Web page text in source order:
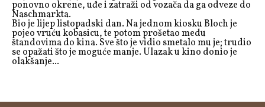
ponovno okrene, uđe i zatraži od vozača da ga odveze do
Naschmarkta.
Bio je lijep listopadski dan. Na jednom kiosku Bloch je
pojeo vruću kobasicu, te potom prošetao medu
štandovima do kina. Sve što je vidio smetalo mu je; trudio
se opažati što je moguće manje. Ulazak u kino donio je
olakšanje...